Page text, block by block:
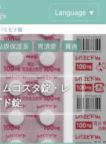
Language ▼
ミピド錠
膜保護薬 胃潰瘍 胃炎
ムコスタ錠・レ
錠